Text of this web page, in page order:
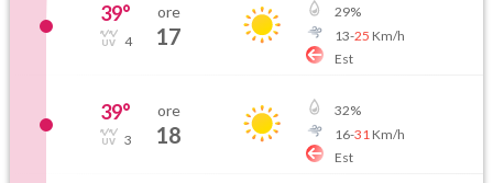
39°
4
ore
17
29%
13-25 Km/h
Est
39°
3
ore
18
32%
16-31 Km/h
Est